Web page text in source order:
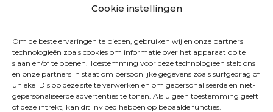
Cookie instellingen
Om de beste ervaringen te bieden, gebruiken wij en onze partners
technologieën zoals cookies om informatie over het apparaat op te
slaan en/of te openen. Toestemming voor deze technologieën stelt ons
en onze partners in staat om persoonlijke gegevens zoals surfgedrag of
unieke ID's op deze site te verwerken en om gepersonaliseerde en niet-
gepersonaliseerde advertenties te tonen. Als u geen toestemming geeft
of deze intrekt, kan dit invloed hebben op bepaalde functies.